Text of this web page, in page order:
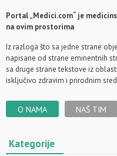
Portal „Medici.com“ je
na ovim prostorima
Iz razloga što sa jedne strane
napisane od strane eminentnih
sa druge strane tekstove iz
isključivo zdravim i prirodnim
O NAMA NAŠ TIM
Kategorije